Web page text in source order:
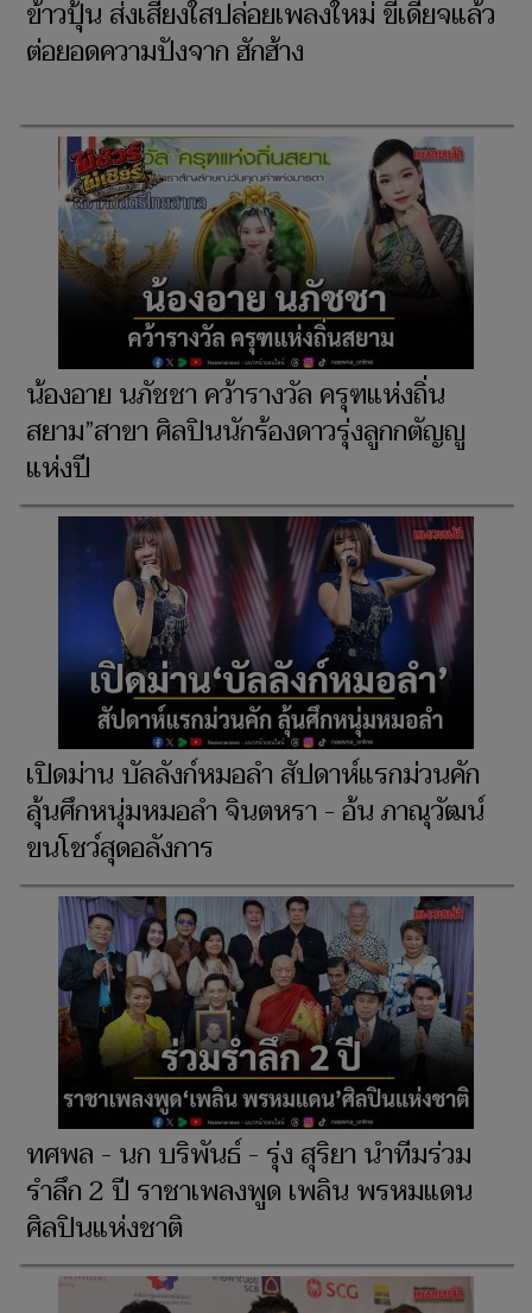
ข้าวปุ้น ส่งเสียงใสปล่อยเพลงใหม่ ขี้เดียจแล้ว
ต่อยอดความปังจาก ฮักฮ้าง
น้องอาย นภัชชา คว้ารางวัล ครุฑแห่งถิ่น
สยาม”สาขา ศิลปินนักร้องดาวรุ่งลูกกตัญญู
แห่งปี
เปิดม่าน บัลลังก์หมอลำ สัปดาห์แรกม่วนคัก
ลุ้นศึกหนุ่มหมอลำ จินตหรา - อ้น ภาณุวัฒน์
ขนโชว์สุดอลังการ
ทศพล - นก บริพันธ์ - รุ่ง สุริยา นำทีมร่วม
รำลึก 2 ปี ราชาเพลงพูด เพลิน พรหมแดน
ศิลปินแห่งชาติ